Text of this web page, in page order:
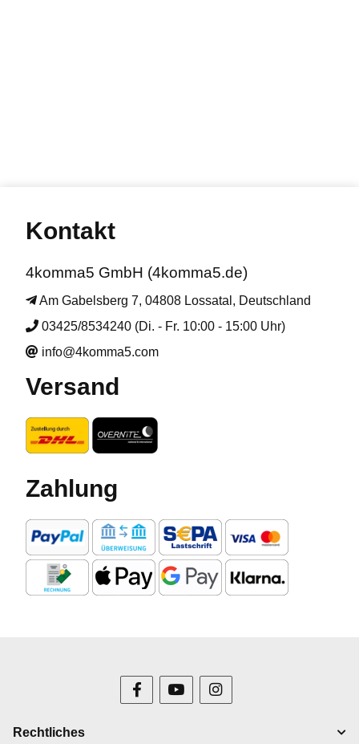
Kontakt
4komma5 GmbH (4komma5.de)
Am Gabelsberg 7, 04808 Lossatal, Deutschland
03425/8534240 (Di. - Fr. 10:00 - 15:00 Uhr)
info@4komma5.com
Versand
Zahlung
Rechtliches